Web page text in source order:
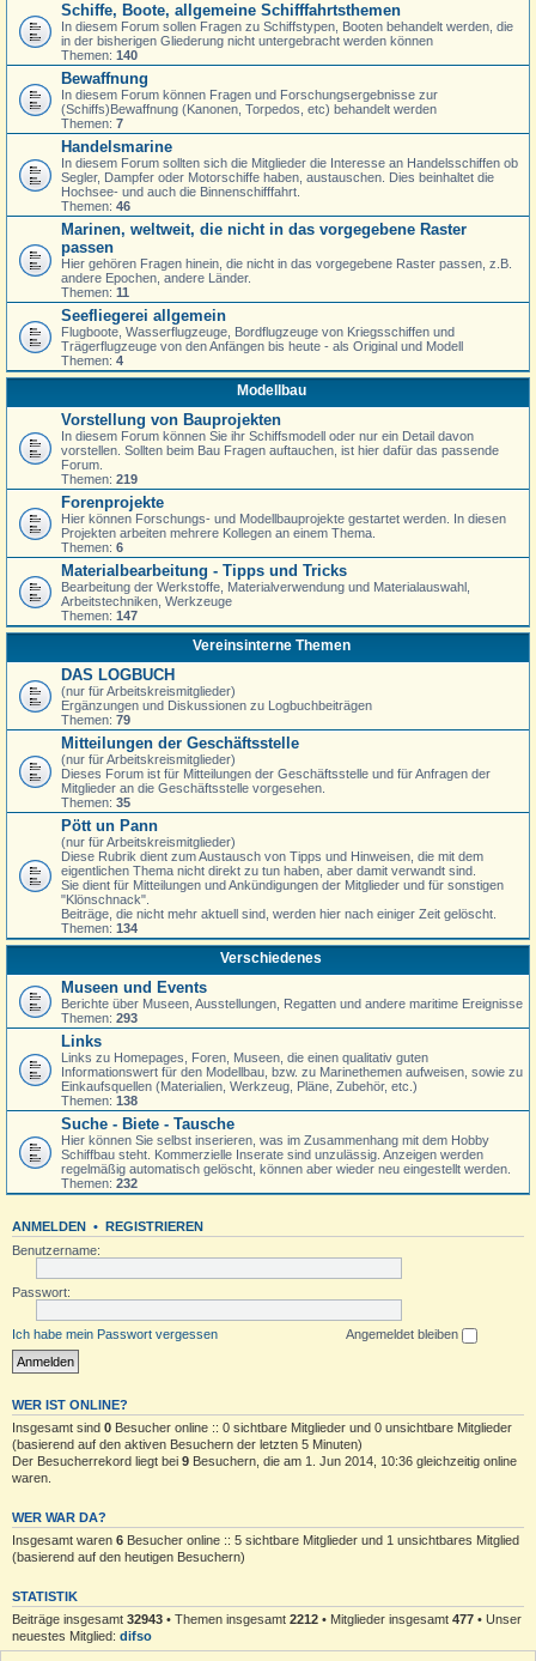
Schiffe, Boote, allgemeine Schifffahrtsthemen
In diesem Forum sollen Fragen zu Schiffstypen, Booten behandelt werden, die
in der bisherigen Gliederung nicht untergebracht werden können
Themen: 140
Bewaffnung
In diesem Forum können Fragen und Forschungsergebnisse zur
(Schiffs)Bewaffnung (Kanonen, Torpedos, etc) behandelt werden
Themen: 7
Handelsmarine
In diesem Forum sollten sich die Mitglieder die Interesse an Handelsschiffen ob
Segler, Dampfer oder Motorschiffe haben, austauschen. Dies beinhaltet die
Hochsee- und auch die Binnenschifffahrt.
Themen: 46
Marinen, weltweit, die nicht in das vorgegebene Raster
passen
Hier gehören Fragen hinein, die nicht in das vorgegebene Raster passen, z.B.
andere Epochen, andere Länder.
Themen: 11
Seefliegerei allgemein
Flugboote, Wasserflugzeuge, Bordflugzeuge von Kriegsschiffen und
Trägerflugzeuge von den Anfängen bis heute - als Original und Modell
Themen: 4
Modellbau
Vorstellung von Bauprojekten
In diesem Forum können Sie ihr Schiffsmodell oder nur ein Detail davon
vorstellen. Sollten beim Bau Fragen auftauchen, ist hier dafür das passende
Forum.
Themen: 219
Forenprojekte
Hier können Forschungs- und Modellbauprojekte gestartet werden. In diesen
Projekten arbeiten mehrere Kollegen an einem Thema.
Themen: 6
Materialbearbeitung - Tipps und Tricks
Bearbeitung der Werkstoffe, Materialverwendung und Materialauswahl,
Arbeitstechniken, Werkzeuge
Themen: 147
Vereinsinterne Themen
DAS LOGBUCH
(nur für Arbeitskreismitglieder)
Ergänzungen und Diskussionen zu Logbuchbeiträgen
Themen: 79
Mitteilungen der Geschäftsstelle
(nur für Arbeitskreismitglieder)
Dieses Forum ist für Mitteilungen der Geschäftsstelle und für Anfragen der
Mitglieder an die Geschäftsstelle vorgesehen.
Themen: 35
Pött un Pann
(nur für Arbeitskreismitglieder)
Diese Rubrik dient zum Austausch von Tipps und Hinweisen, die mit dem
eigentlichen Thema nicht direkt zu tun haben, aber damit verwandt sind.
Sie dient für Mitteilungen und Ankündigungen der Mitglieder und für sonstigen
"Klönschnack".
Beiträge, die nicht mehr aktuell sind, werden hier nach einiger Zeit gelöscht.
Themen: 134
Verschiedenes
Museen und Events
Berichte über Museen, Ausstellungen, Regatten und andere maritime Ereignisse
Themen: 293
Links
Links zu Homepages, Foren, Museen, die einen qualitativ guten
Informationswert für den Modellbau, bzw. zu Marinethemen aufweisen, sowie zu
Einkaufsquellen (Materialien, Werkzeug, Pläne, Zubehör, etc.)
Themen: 138
Suche - Biete - Tausche
Hier können Sie selbst inserieren, was im Zusammenhang mit dem Hobby
Schiffbau steht. Kommerzielle Inserate sind unzulässig. Anzeigen werden
regelmäßig automatisch gelöscht, können aber wieder neu eingestellt werden.
Themen: 232
ANMELDEN • REGISTRIEREN
Benutzername:
Passwort:
Ich habe mein Passwort vergessen Angemeldet bleiben
WER IST ONLINE?
Insgesamt sind 0 Besucher online :: 0 sichtbare Mitglieder und 0 unsichtbare Mitglieder
(basierend auf den aktiven Besuchern der letzten 5 Minuten)
Der Besucherrekord liegt bei 9 Besuchern, die am 1. Jun 2014, 10:36 gleichzeitig online
waren.
WER WAR DA?
Insgesamt waren 6 Besucher online :: 5 sichtbare Mitglieder und 1 unsichtbares Mitglied
(basierend auf den heutigen Besuchern)
STATISTIK
Beiträge insgesamt 32943 • Themen insgesamt 2212 • Mitglieder insgesamt 477 • Unser
neuestes Mitglied: difso